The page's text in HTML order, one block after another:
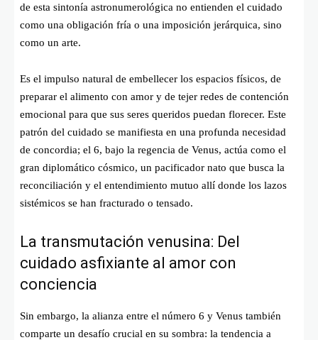
de esta sintonía astronumerológica no entienden el cuidado
como una obligación fría o una imposición jerárquica, sino
como un arte.
Es el impulso natural de embellecer los espacios físicos, de
preparar el alimento con amor y de tejer redes de contención
emocional para que sus seres queridos puedan florecer. Este
patrón del cuidado se manifiesta en una profunda necesidad
de concordia; el 6, bajo la regencia de Venus, actúa como el
gran diplomático cósmico, un pacificador nato que busca la
reconciliación y el entendimiento mutuo allí donde los lazos
sistémicos se han fracturado o tensado.
La transmutación venusina: Del
cuidado asfixiante al amor con
conciencia
Sin embargo, la alianza entre el número 6 y Venus también
comparte un desafío crucial en su sombra: la tendencia a